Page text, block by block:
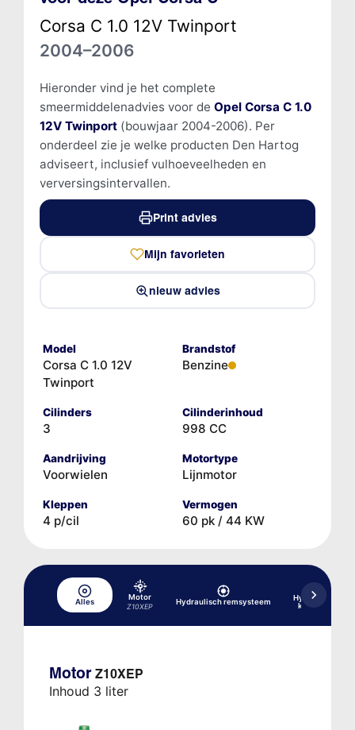
Corsa C 1.0 12V Twinport
2004–2006
Hieronder vind je het complete
smeermiddelenadvies voor de Opel Corsa C 1.0
12V Twinport(bouwjaar 2004-2006). Per
onderdeel zie je welke producten Den Hartog
adviseert, inclusief vulhoeveelheden en
verversingsintervallen.
Print advies
Mijn favorieten
nieuw advies
Model
Corsa C 1.0 12V
Twinport
Brandstof
Benzine
Cilinders
3
Cilinderinhoud
998 CC
Aandrijving
Voorwielen
Motortype
Lijnmotor
Kleppen
4 p/cil
Vermogen
60 pk / 44 KW
Alles
Motor
Z10XEP
Hydraulisch remsysteem
Hydraulische
Motor Z10XEP
Inhoud 3 liter